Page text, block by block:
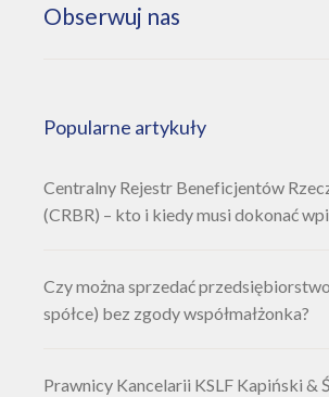
Obserwuj nas
Popularne artykuły
Centralny Rejestr Beneficjentów
(CRBR) – kto i kiedy musi dokonać
Czy można sprzedać
spółce) bez zgody współmałżonka?
Prawnicy Kancelarii KSLF Kapiński &